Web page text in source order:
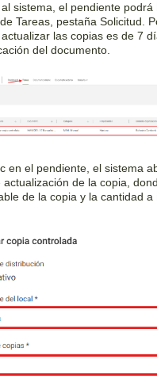
sistema, el pendiente podrá
Tareas, pestaña Solicitud.
las copias es de 7
del documento.
en el pendiente, el sistema
actualización de la copia,
de la copia y la cantidad a